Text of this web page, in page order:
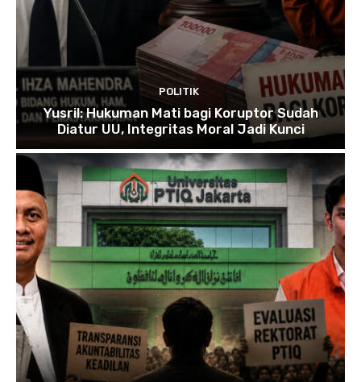
POLITIK
Yusril: Hukuman Mati bagi Koruptor Sudah
Diatur UU, Integritas Moral Jadi Kunci